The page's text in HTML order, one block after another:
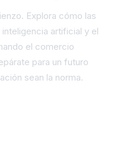
Explora cómo las
artificial y el
el comercio
para un futuro
sean la norma.